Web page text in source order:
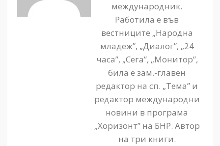
международник.
Работила е във
вестниците „Народна
младеж”, „Диалог”, „24
часа”, „Сега”, „Монитор”,
била е зам.-главен
редактор на сп. „Тема” и
редактор международни
новини в програма
„Хоризонт” на БНР. Автор
на три книги.